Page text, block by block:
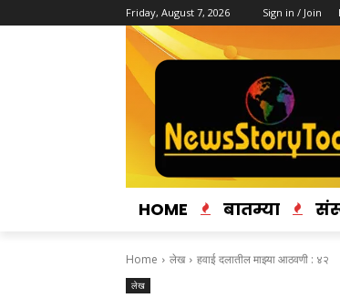
Friday, August 7, 2026 Sign in / Join
HOME बातम्या
Home लेख हवाई दलातील माझ्या आठवणी : ४२
लेख